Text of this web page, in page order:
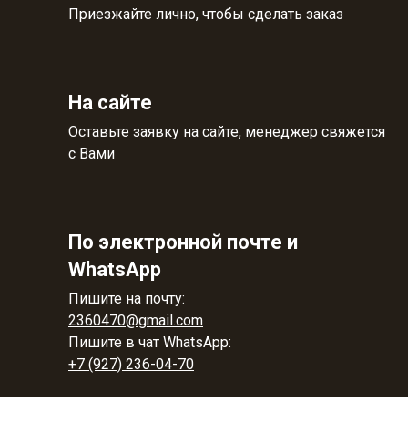
Приезжайте лично, чтобы сделать заказ
На сайте
Оставьте заявку на сайте, менеджер свяжется
с Вами
По электронной почте и
WhatsApp
Пишите на почту:
2360470@gmail.com
Пишите в чат WhatsApp:
+7 (927) 236-04-70